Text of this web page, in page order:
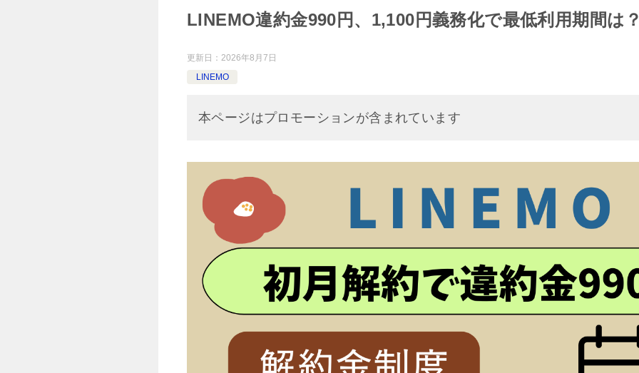
LINEMO違約金990円、1,100円義務化で最低利用期間は
更新日： 2026年8月7日
LINEMO
本ページはプロモーションが含まれています